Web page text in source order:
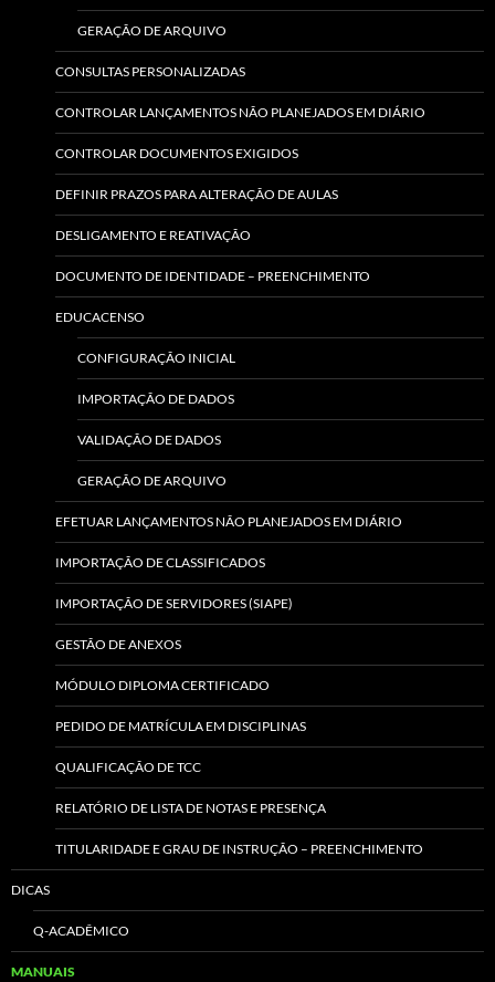
GERAÇÃO DE ARQUIVO
CONSULTAS PERSONALIZADAS
CONTROLAR LANÇAMENTOS NÃO PLANEJADOS EM DIÁRIO
CONTROLAR DOCUMENTOS EXIGIDOS
DEFINIR PRAZOS PARA ALTERAÇÃO DE AULAS
DESLIGAMENTO E REATIVAÇÃO
DOCUMENTO DE IDENTIDADE – PREENCHIMENTO
EDUCACENSO
CONFIGURAÇÃO INICIAL
IMPORTAÇÃO DE DADOS
VALIDAÇÃO DE DADOS
GERAÇÃO DE ARQUIVO
EFETUAR LANÇAMENTOS NÃO PLANEJADOS EM DIÁRIO
IMPORTAÇÃO DE CLASSIFICADOS
IMPORTAÇÃO DE SERVIDORES (SIAPE)
GESTÃO DE ANEXOS
MÓDULO DIPLOMA CERTIFICADO
PEDIDO DE MATRÍCULA EM DISCIPLINAS
QUALIFICAÇÃO DE TCC
RELATÓRIO DE LISTA DE NOTAS E PRESENÇA
TITULARIDADE E GRAU DE INSTRUÇÃO – PREENCHIMENTO
DICAS
Q-ACADÊMICO
MANUAIS